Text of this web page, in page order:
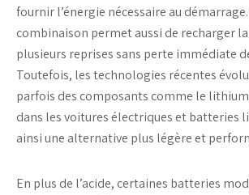
fournir l’énergie nécessaire au démarrage
combinaison permet aussi de recharger
plusieurs reprises sans perte immédiate
Toutefois, les technologies récentes
parfois des composants comme le lithium
dans lesvoitures électriques etbatteries
ainsi une alternative plus légère et
En plus de l’acide, certaines batteries